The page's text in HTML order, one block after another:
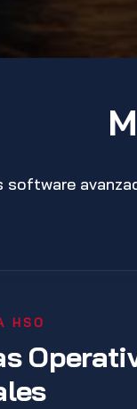
software
HSO